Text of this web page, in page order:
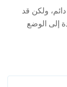
ولكن قد
إلى الوضع